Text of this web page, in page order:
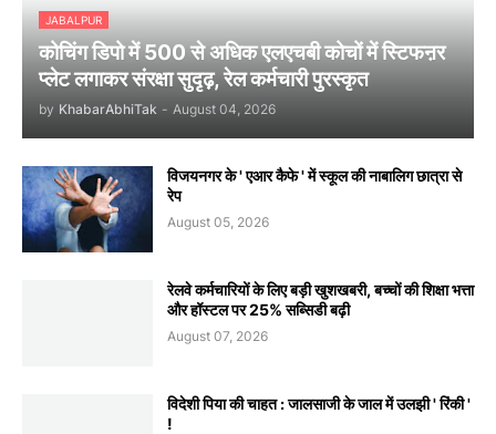
JABALPUR
कोचिंग डिपो में 500 से अधिक एलएचबी कोचों में स्टिफऩर
प्लेट लगाकर संरक्षा सुदृढ़, रेल कर्मचारी पुरस्कृत
by KhabarAbhiTak - August 04, 2026
विजयनगर के ' एआर कैफे ' में स्कूल की नाबालिग छात्रा से
रेप
August 05, 2026
रेलवे कर्मचारियों के लिए बड़ी खुशखबरी, बच्चों की शिक्षा भत्ता
और हॉस्टल पर 25% सब्सिडी बढ़ी
August 07, 2026
विदेशी पिया की चाहत : जालसाजी के जाल में उलझी ' रिंकी '
!